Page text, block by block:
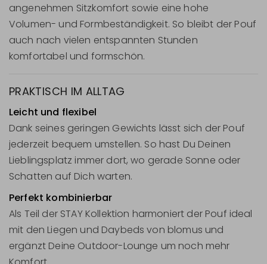
angenehmen Sitzkomfort sowie eine hohe
Volumen- und Formbeständigkeit. So bleibt der Pouf
auch nach vielen entspannten Stunden
komfortabel und formschön.
PRAKTISCH IM ALLTAG
Leicht und flexibel
Dank seines geringen Gewichts lässt sich der Pouf
jederzeit bequem umstellen. So hast Du Deinen
Lieblingsplatz immer dort, wo gerade Sonne oder
Schatten auf Dich warten.
Perfekt kombinierbar
Als Teil der STAY Kollektion harmoniert der Pouf ideal
mit den Liegen und Daybeds von blomus und
ergänzt Deine Outdoor-Lounge um noch mehr